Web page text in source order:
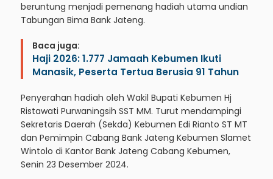
beruntung menjadi pemenang hadiah utama undian
Tabungan Bima Bank Jateng.
Baca juga:
Haji 2026: 1.777 Jamaah Kebumen Ikuti
Manasik, Peserta Tertua Berusia 91 Tahun
Penyerahan hadiah oleh Wakil Bupati Kebumen Hj
Ristawati Purwaningsih SST MM. Turut mendampingi
Sekretaris Daerah (Sekda) Kebumen Edi Rianto ST MT
dan Pemimpin Cabang Bank Jateng Kebumen Slamet
Wintolo di Kantor Bank Jateng Cabang Kebumen,
Senin 23 Desember 2024.